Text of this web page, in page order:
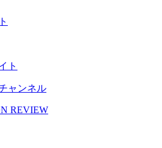
ト
ャンネル
REVIEW